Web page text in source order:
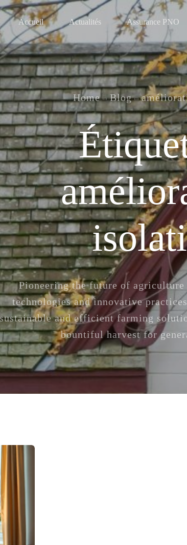
Accueil Actualités Assurance PNO
Home Blog
Pioneering the future of
technologies and innovative
and efficient farming
bountiful harvest for